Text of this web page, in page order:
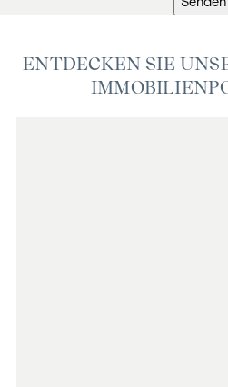
ENTDECKEN SIE